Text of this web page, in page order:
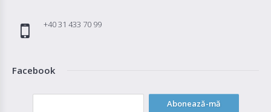
+40 31 433 70 99
Facebook
Abonează-mă